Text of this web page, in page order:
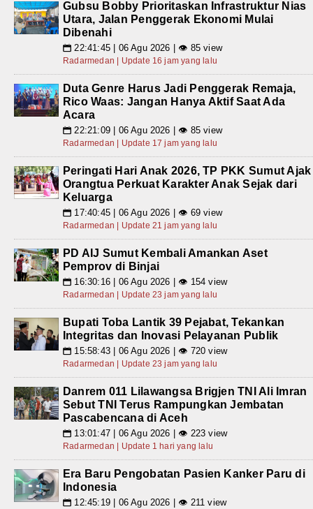
Gubsu Bobby Prioritaskan Infrastruktur Nias
Utara, Jalan Penggerak Ekonomi Mulai
Dibenahi
📅 22:41:45 | 06 Agu 2026 | 👁 85 view
Radarmedan | Update 16 jam yang lalu
Duta Genre Harus Jadi Penggerak Remaja,
Rico Waas: Jangan Hanya Aktif Saat Ada
Acara
📅 22:21:09 | 06 Agu 2026 | 👁 85 view
Radarmedan | Update 17 jam yang lalu
Peringati Hari Anak 2026, TP PKK Sumut Ajak
Orangtua Perkuat Karakter Anak Sejak dari
Keluarga
📅 17:40:45 | 06 Agu 2026 | 👁 69 view
Radarmedan | Update 21 jam yang lalu
PD AIJ Sumut Kembali Amankan Aset
Pemprov di Binjai
📅 16:30:16 | 06 Agu 2026 | 👁 154 view
Radarmedan | Update 23 jam yang lalu
Bupati Toba Lantik 39 Pejabat, Tekankan
Integritas dan Inovasi Pelayanan Publik
📅 15:58:43 | 06 Agu 2026 | 👁 720 view
Radarmedan | Update 23 jam yang lalu
Danrem 011 Lilawangsa Brigjen TNI Ali Imran
Sebut TNI Terus Rampungkan Jembatan
Pascabencana di Aceh
📅 13:01:47 | 06 Agu 2026 | 👁 223 view
Radarmedan | Update 1 hari yang lalu
Era Baru Pengobatan Pasien Kanker Paru di
Indonesia
📅 12:45:19 | 06 Agu 2026 | 👁 211 view